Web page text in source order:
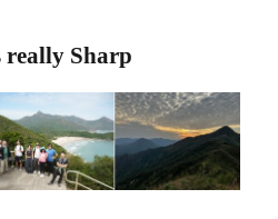
really Sharp